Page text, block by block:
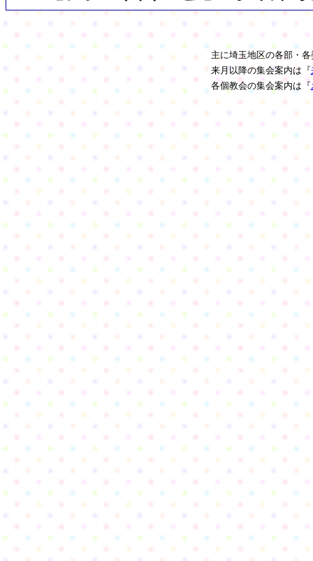
主に埼玉地区の各部・
来月以降の集会案内は『
各個教会の集会案内は『